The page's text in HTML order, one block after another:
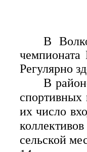
В
Регулярно
В
спортивных
их число
сельской